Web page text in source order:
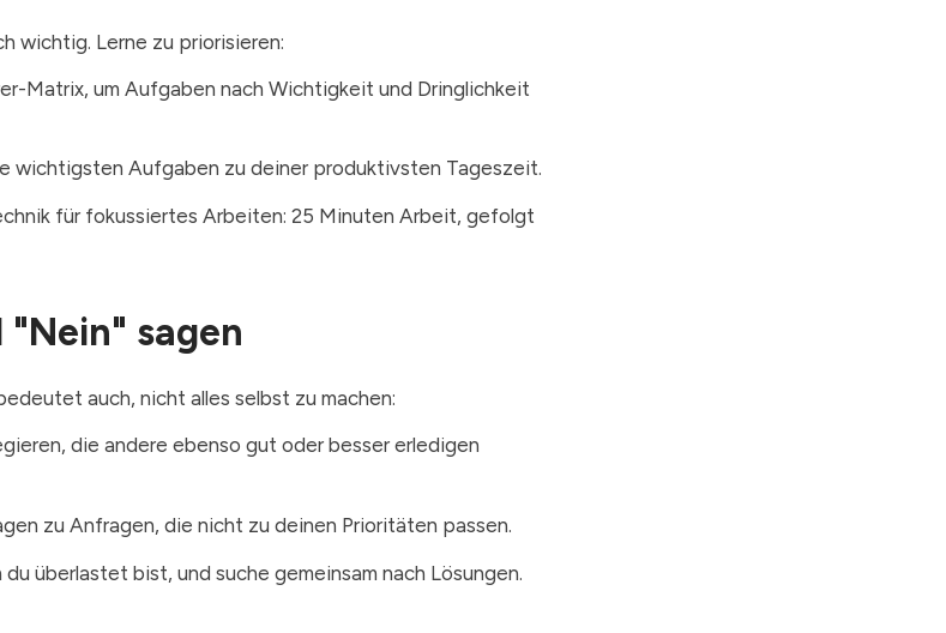
wichtig. Lerne zu priorisieren:
Matrix, um Aufgaben nach Wichtigkeit und Dringlichkeit
wichtigsten Aufgaben zu deiner produktivsten Tageszeit.
für fokussiertes Arbeiten: 25 Minuten Arbeit, gefolgt
sagen
auch, nicht alles selbst zu machen:
die andere ebenso gut oder besser erledigen
zu Anfragen, die nicht zu deinen Prioritäten passen.
du überlastet bist, und suche gemeinsam nach Lösungen.